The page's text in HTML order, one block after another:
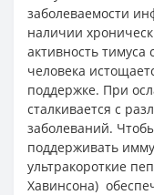
заболеваемости
наличии
активность
человека
поддержке. При
сталкивается с
заболеваний.
поддерживать
ультракороткие
Хавинсона)